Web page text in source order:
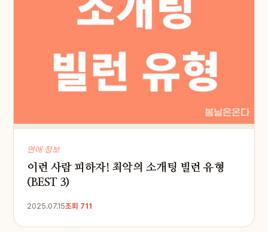
연애 정보
이런 사람 피하자! 최악의 소개팅 빌런 유형
(BEST 3)
2025.07.15조회 711